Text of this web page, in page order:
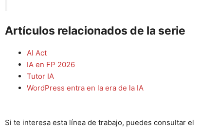
Artículos relacionados de la serie
AI Act
IA en FP 2026
Tutor IA
WordPress entra en la era de la IA
Si te interesa esta línea de trabajo, puedes consultar el